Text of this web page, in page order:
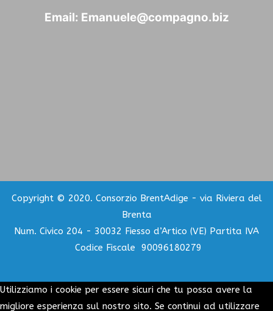
Email: Emanuele@compagno.biz
Copyright © 2020. Consorzio BrentAdige - via Riviera del
Brenta
Num. Civico 204 - 30032 Fiesso d’Artico (VE) Partita IVA
Codice Fiscale 90096180279
Utilizziamo i cookie per essere sicuri che tu possa avere la
migliore esperienza sul nostro sito. Se continui ad utilizzare